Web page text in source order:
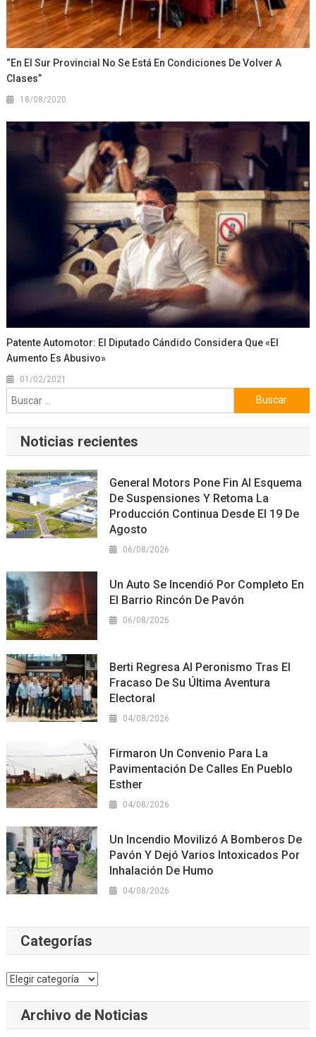
“En El Sur Provincial No Se Está En Condiciones De Volver A
Clases”
18/08/2020
Patente Automotor: El Diputado Cándido Considera Que «el
Aumento Es Abusivo»
01/02/2021
Buscar:
Noticias recientes
General Motors Pone Fin Al Esquema
De Suspensiones Y Retoma La
Producción Continua Desde El 19 De
Agosto
06/08/2026
Un Auto Se Incendió Por Completo En
El Barrio Rincón De Pavón
06/08/2026
Berti Regresa Al Peronismo Tras El
Fracaso De Su Última Aventura
Electoral
04/08/2026
Firmaron Un Convenio Para La
Pavimentación De Calles En Pueblo
Esther
04/08/2026
Un Incendio Movilizó A Bomberos De
Pavón Y Dejó Varios Intoxicados Por
Inhalación De Humo
04/08/2026
Categorías
Categorías
Archivo de Noticias